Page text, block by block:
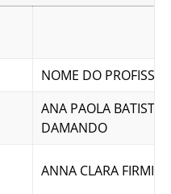
NOME DO
ANA PAOLA BATISTA
DAMANDO
ANNA CLARA